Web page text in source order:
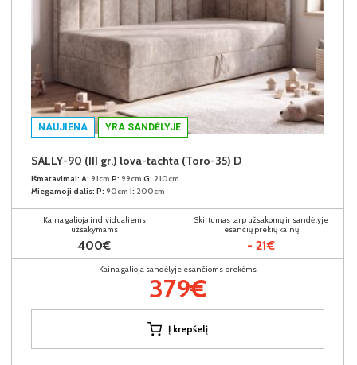
NAUJIENA YRA SANDĖLYJE
SALLY-90 (III gr.) lova-tachta (Toro-35) D
Išmatavimai: A: 91cm P: 99cm G: 210cm
Miegamoji dalis: P: 90cm I: 200cm
Kaina galioja individualiems
užsakymams
400€
Skirtumas tarp užsakomų ir sandėlyje
esančių prekių kainų
- 21€
Kaina galioja sandėlyje esančioms prekėms
379€
Į krepšelį